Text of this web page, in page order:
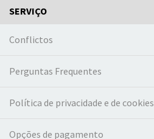
SERVIÇO
Conflictos
Perguntas Frequentes
Política de privacidade e de cookies
Opções de pagamento